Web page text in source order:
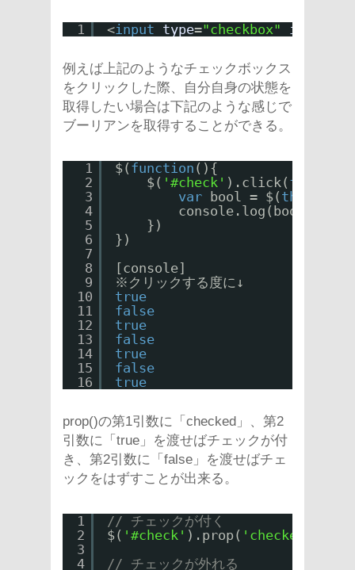
1 <input type="checkbox" id
例えば上記のようなチェックボックス
をクリックした際、自分自身の状態を
取得したい場合は下記のような感じで
ブーリアンを取得することができる。
1
2
3
4
5
6
7
8
9
10
11
12
13
14
15
16
$( function (){
$( '#check' ).click( function
var
bool = $( this
console.log(bool);
})
})
[console]
※クリックする度に↓
true
false
true
false
true
false
true
prop()の第1引数に「checked」、第2
引数に「true」を渡せばチェックが付
き、第2引数に「false」を渡せばチェ
ックをはずすことが出来る。
1
2
3
4
// チェックが付く
$( '#check' ).prop( 'checked'
// チェックが外れる